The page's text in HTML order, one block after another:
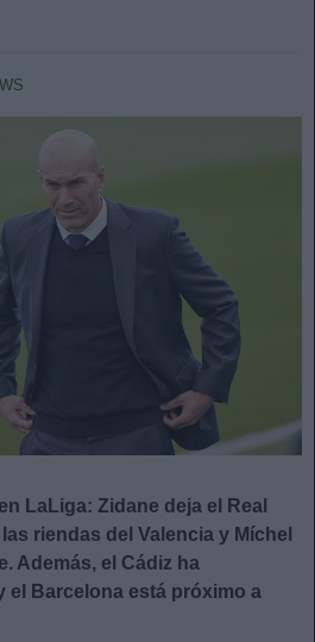
LaLiga: Zidane deja el Real
riendas del Valencia y Míchel
Además, el Cádiz ha
el Barcelona está próximo a